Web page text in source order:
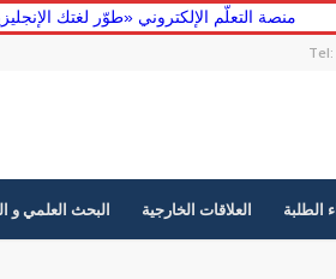
منصة التعلّم الإلكتروني «طوّر لغتك
Tel:
الطلبة العلاقات الخارجية البحث العلمي و